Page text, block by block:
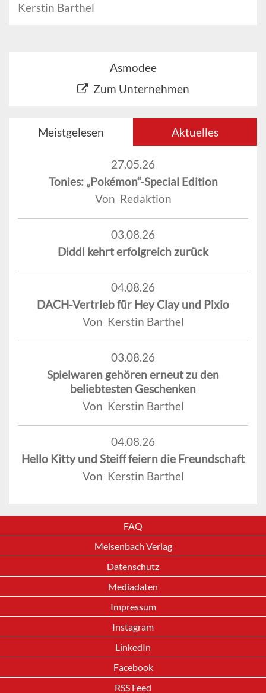
Kerstin Barthel
Asmodee
Zum Unternehmen
Meistgelesen Aktuelles
27.05.26
Tonies: „Pokémon“-Special Edition
Von Redaktion
03.08.26
Diddl kehrt erfolgreich zurück
04.08.26
DACH-Vertrieb für Hey Clay und Pixio
Von Kerstin Barthel
03.08.26
Spielwaren gehören erneut zu den
beliebtesten Geschenken
Von Kerstin Barthel
04.08.26
Hello Kitty und Steiff feiern die Freundschaft
Von Kerstin Barthel
FAQ
Meisenbach Verlag
Datenschutz
Mediadaten
Impressum
Instagram
LinkedIn
Facebook
RSS Feed